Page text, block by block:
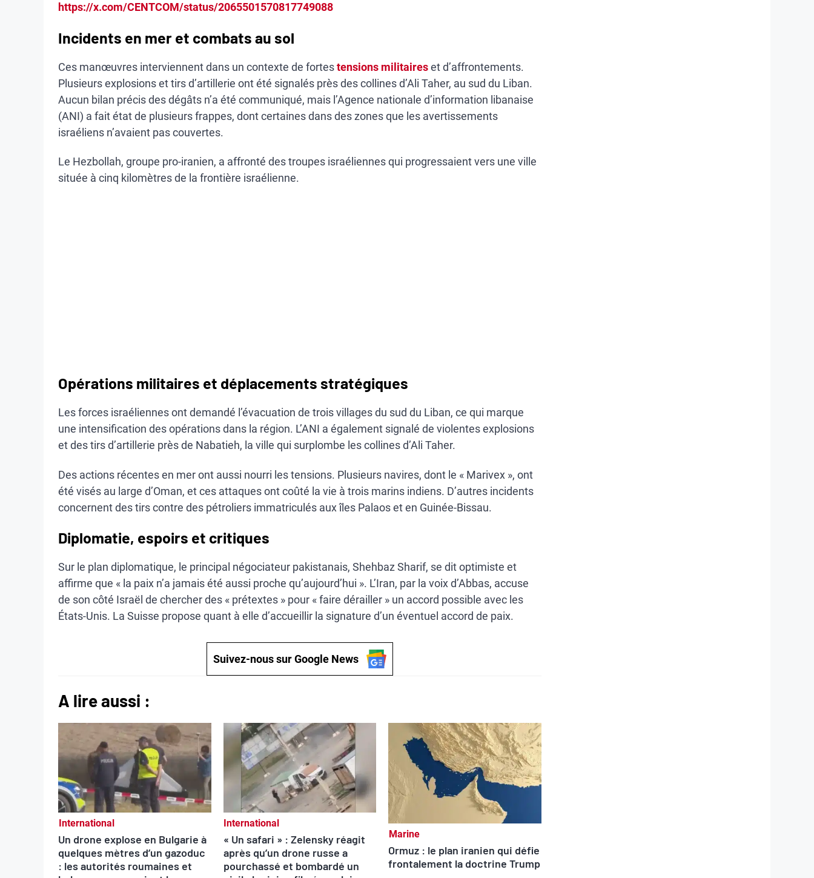
https://x.com/CENTCOM/status/2065501570817749088
Incidents en mer et combats au sol
Ces manœuvres interviennent dans un contexte de fortestensions militaireset d’affrontements.
Plusieurs explosions et tirs d’artillerie ont été signalés près des collines d’Ali Taher, au sud du Liban.
Aucun bilan précis des dégâts n’a été communiqué, mais l’Agence nationale d’information libanaise
(ANI) a fait état de plusieurs frappes, dont certaines dans des zones que les avertissements
israéliens n’avaient pas couvertes.
Le Hezbollah, groupe pro-iranien, a affronté des troupes israéliennes qui progressaient vers une ville
située à cinq kilomètres de la frontière israélienne.
Opérations militaires et déplacements stratégiques
Les forces israéliennes ont demandé l’évacuation de trois villages du sud du Liban, ce qui marque
une intensification des opérations dans la région. L’ANI a également signalé de violentes explosions
et des tirs d’artillerie près de Nabatieh, la ville qui surplombe les collines d’Ali Taher.
Des actions récentes en mer ont aussi nourri les tensions. Plusieurs navires, dont le « Marivex », ont
été visés au large d’Oman, et ces attaques ont coûté la vie à trois marins indiens. D’autres incidents
concernent des tirs contre des pétroliers immatriculés aux îles Palaos et en Guinée-Bissau.
Diplomatie, espoirs et critiques
Sur le plan diplomatique, le principal négociateur pakistanais, Shehbaz Sharif, se dit optimiste et
affirme que « la paix n’a jamais été aussi proche qu’aujourd’hui ». L’Iran, par la voix d’Abbas, accuse
de son côté Israël de chercher des « prétextes » pour « faire dérailler » un accord possible avec les
États-Unis. La Suisse propose quant à elle d’accueillir la signature d’un éventuel accord de paix.
Suivez-nous sur Google News
A lire aussi :
International
Un drone explose en Bulgarie à
quelques mètres d’un gazoduc
: les autorités roumaines et
International
« Un safari » : Zelensky réagit
après qu’un drone russe a
pourchassé et bombardé un
Marine
Ormuz : le plan iranien qui défie
frontalement la doctrine Trump